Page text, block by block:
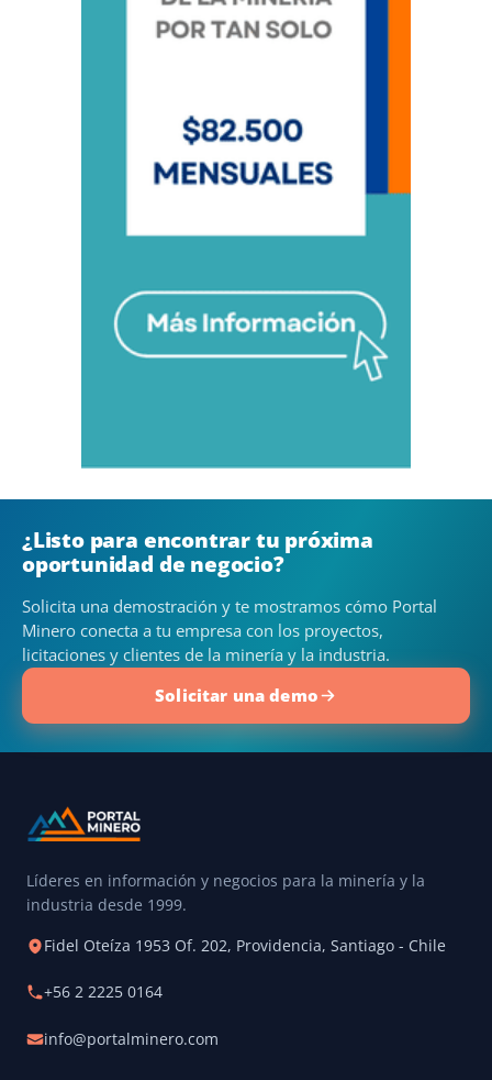
¿Listo para encontrar tu próxima
oportunidad de negocio?
Solicita una demostración y te mostramos cómo Portal
Minero conecta a tu empresa con los proyectos,
licitaciones y clientes de la minería y la industria.
Solicitar una demo
Líderes en información y negocios para la minería y la
industria desde 1999.
Fidel Oteíza 1953 Of. 202, Providencia, Santiago - Chile
+56 2 2225 0164
info@portalminero.com